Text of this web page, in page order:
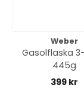
Weber
Gasolflaska
445g
399 kr